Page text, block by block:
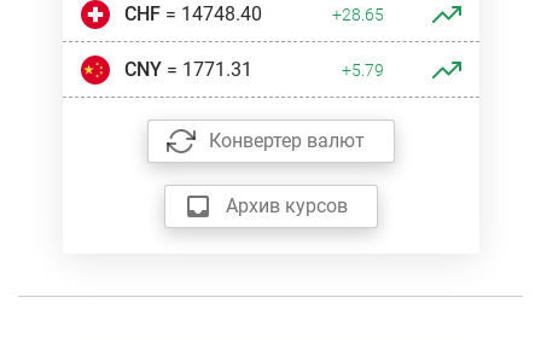
CHF= 14748.40 +28.65
CNY= 1771.31 +5.79
Конвертер валют
Архив курсов